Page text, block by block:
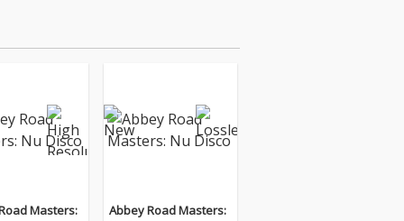
Masters:
Abbey Road Masters: